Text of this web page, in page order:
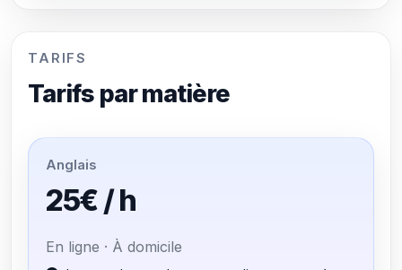
TARIFS
Tarifs par matière
Anglais
25€ / h
En ligne · À domicile